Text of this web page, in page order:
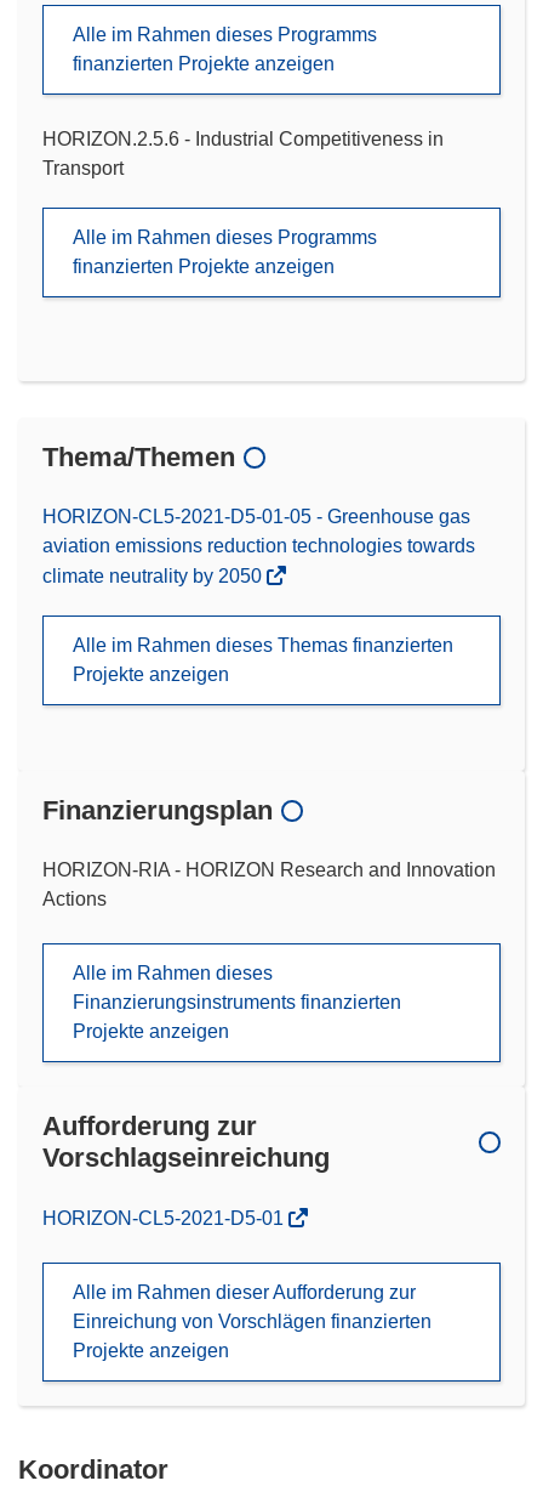
Alle im Rahmen dieses Programms
finanzierten Projekte anzeigen
HORIZON.2.5.6 - Industrial Competitiveness in
Transport
Alle im Rahmen dieses Programms
finanzierten Projekte anzeigen
Thema/Themen
HORIZON-CL5-2021-D5-01-05 - Greenhouse gas
aviation emissions reduction technologies towards
climate neutrality by 2050
Alle im Rahmen dieses Themas finanzierten
Projekte anzeigen
Finanzierungsplan
HORIZON-RIA - HORIZON Research and Innovation
Actions
Alle im Rahmen dieses
Finanzierungsinstruments finanzierten
Projekte anzeigen
Aufforderung zur
Vorschlagseinreichung
(öffnet
Fenster)
HORIZON-CL5-2021-D5-01
Alle im Rahmen dieser Aufforderung zur
Einreichung von Vorschlägen finanzierten
Projekte anzeigen
Koordinator